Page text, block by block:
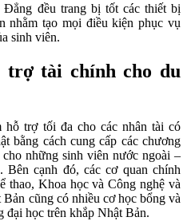
đều trang bị tốt các thiết bị
nhằm tạo mọi điều kiện phục vụ
sinh viên.
trợ tài chính cho du
hỗ trợ tối đa cho các nhân tài có
bằng cách cung cấp các chương
những sinh viên nước ngoài –
Bên cạnh đó, các cơ quan chính
thao, Khoa học và Công nghệ và
cũng có nhiều cơ học bổng và
đại học trên khắp Nhật Bản.